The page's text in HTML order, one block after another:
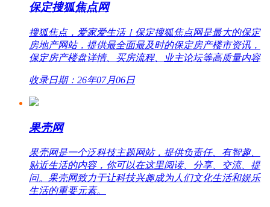
保定搜狐焦点网
搜狐焦点，爱家爱生活！保定搜狐焦点网是最大的保定
房地产网站，提供最全面最及时的保定房产楼市资讯，
保定房产楼盘详情、买房流程、业主论坛等高质量内容
收录日期：26年07月06日
果壳网
果壳网是一个泛科技主题网站，提供负责任、有智趣、
贴近生活的内容，你可以在这里阅读、分享、交流、提
问。果壳网致力于让科技兴趣成为人们文化生活和娱乐
生活的重要元素。